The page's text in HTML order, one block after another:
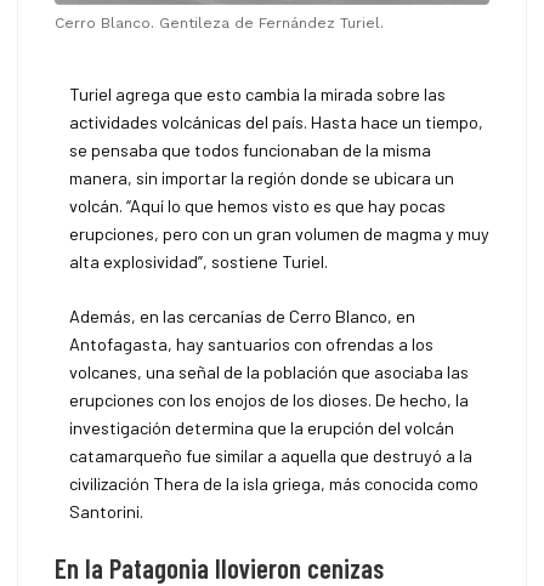
Cerro Blanco. Gentileza de Fernández Turiel.
Turiel agrega que esto cambia la mirada sobre las
actividades volcánicas del país. Hasta hace un tiempo,
se pensaba que todos funcionaban de la misma
manera, sin importar la región donde se ubicara un
volcán. “Aquí lo que hemos visto es que hay pocas
erupciones, pero con un gran volumen de magma y muy
alta explosividad”, sostiene Turiel.
Además, en las cercanías de Cerro Blanco, en
Antofagasta, hay santuarios con ofrendas a los
volcanes, una señal de la población que asociaba las
erupciones con los enojos de los dioses. De hecho, la
investigación determina que la erupción del volcán
catamarqueño fue similar a aquella que destruyó a la
civilización Thera de la isla griega, más conocida como
Santorini.
En la Patagonia llovieron cenizas